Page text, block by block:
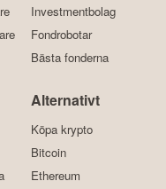
Investmentbolag
Fondrobotar
Bästa fonderna
Alternativt
Köpa krypto
Bitcoin
Ethereum